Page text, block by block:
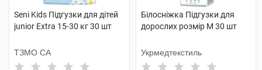
Seni Kids Підгузки для дітей
junior Extra 15-30 кг 30 шт
ТЗМО СА
Білосніжка Підгузки для
дорослих розмір М 30 шт
Укрмедтекстиль